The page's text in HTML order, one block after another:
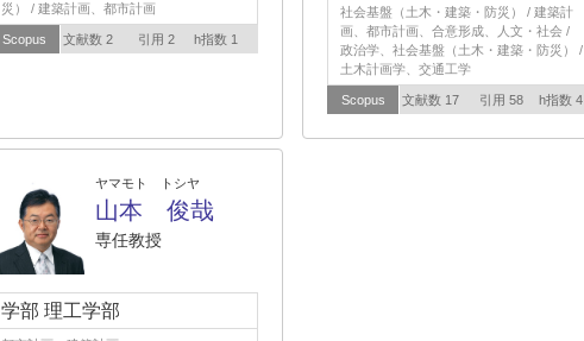
災） / 建築計画、都市計画
Scopus 文献数 2 引用 2 h指数 1
社会基盤（土木・建築・防災） / 建築計
画、都市計画、合意形成、人文・社会 /
政治学、社会基盤（土木・建築・防災） /
土木計画学、交通工学
Scopus 文献数 17 引用 58 h指数 4
ヤマモト トシヤ
山本 俊哉
専任教授
学部 理工学部